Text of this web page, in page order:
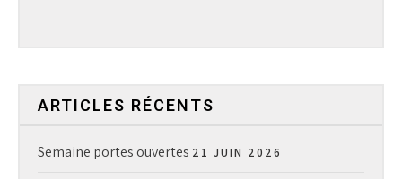
ARTICLES RÉCENTS
Semaine portes ouvertes 21 JUIN 2026